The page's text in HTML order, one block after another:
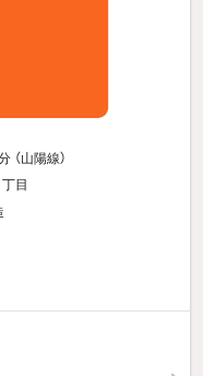
（山陽線）
目